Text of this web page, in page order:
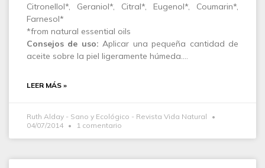
Citronellol*, Geraniol*, Citral*, Eugenol*, Coumarin*,
Farnesol*
*from natural essential oils
Consejos de uso:Aplicar una pequeña cantidad de
aceite sobre la piel ligeramente húmeda.…
LEER MÁS »
Ruth Alday - Sano y Ecológico - Revista Vida Natural
04/07/2014
1 comentario